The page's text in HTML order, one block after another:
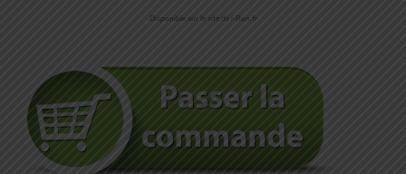
Disponible sur le site de i-Run.fr